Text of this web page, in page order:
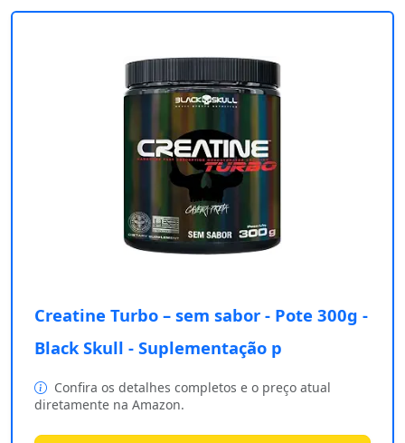
Creatine Turbo – sem sabor - Pote 300g -
Black Skull - Suplementação p
Confira os detalhes completos e o preço atual
diretamente na Amazon.